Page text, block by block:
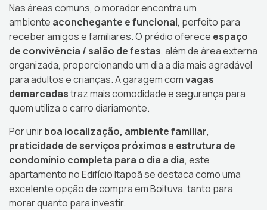
Nas áreas comuns, o morador encontra um
ambiente aconchegante e funcional, perfeito para
receber amigos e familiares. O prédio oferece espaço
de convivência / salão de festas, além de área externa
organizada, proporcionando um dia a dia mais agradável
para adultos e crianças. A garagem comvagas
demarcadastraz mais comodidade e segurança para
quem utiliza o carro diariamente.
Por unirboa localização, ambiente familiar,
praticidade de serviços próximos e estrutura de
condomínio completa para o dia a dia, este
apartamento no Edifício Itapoã se destaca como uma
excelente opção de compra em Boituva, tanto para
morar quanto para investir.